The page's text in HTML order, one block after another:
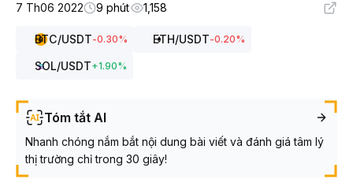
7 Th06 2022
9 phút 1,158
BTC/USDT-0.30% ETH/USDT-0.20%
SOL/USDT+1.90%
Tóm tắt AI
Nhanh chóng nắm bắt nội dung bài viết và đánh giá tâm lý
thị trường chỉ trong 30 giây!